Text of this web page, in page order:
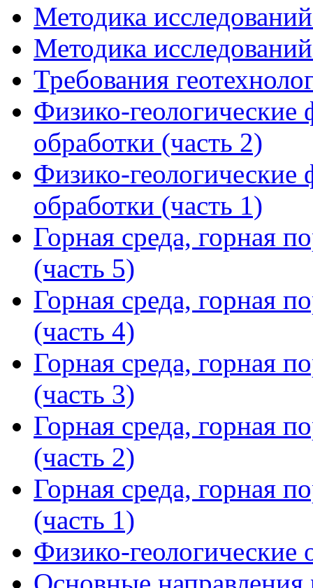
Методика
Методика
Требования
Физико-
обработки (часть 2)
Физико-
обработки (часть 1)
Горная среда, горная
(часть 5)
Горная среда, горная
(часть 4)
Горная среда, горная
(часть 3)
Горная среда, горная
(часть 2)
Горная среда, горная
(часть 1)
Физико-геологические